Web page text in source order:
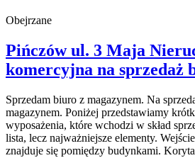
Obejrzane
Pińczówul. 3 Maja
komercyjna na sprzedaż
Sprzedam biuro z magazynem. Na
magazynem. Poniżej przedstawiamy
wyposażenia, które wchodzi w skład
lista, lecz najważniejsze elementy.
znajduje się pomiędzy budynkami.